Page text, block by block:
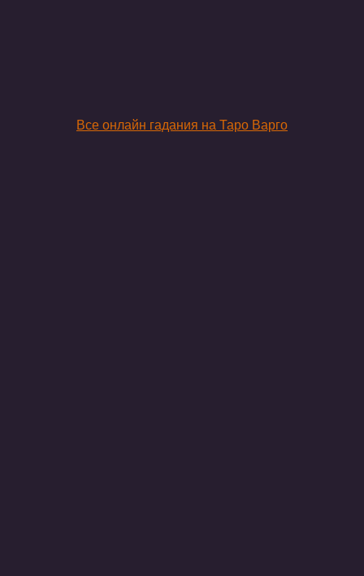
Все онлайн гадания на Таро Варго